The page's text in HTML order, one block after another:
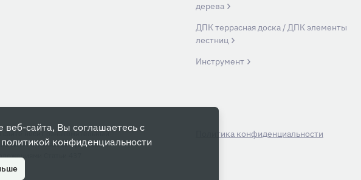
дерева
ДПК террасная доска / ДПК элементы
лестниц
Инструмент
носит ознакомительный
не является публичной
Статьи 437
Политика конфиденциальности
веб-сайта, Вы соглашаетесь с
политикой конфиденциальности